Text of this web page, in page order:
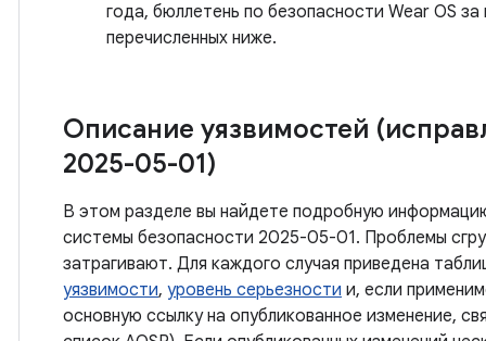
года, бюллетень по безопасности Wear OS
перечисленных ниже.
Описание уязвимостей
2025-05-01)
В этом разделе вы найдете подробную
системы безопасности 2025-05-01. Проблемы
затрагивают. Для каждого случая приведена
уязвимости, уровень серьезности и, если
основную ссылку на опубликованное изменение,